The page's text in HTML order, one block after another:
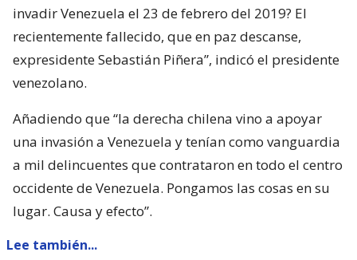
invadir Venezuela el 23 de febrero del 2019? El
recientemente fallecido, que en paz descanse,
expresidente Sebastián Piñera”, indicó el presidente
venezolano.
Añadiendo que “la derecha chilena vino a apoyar
una invasión a Venezuela y tenían como vanguardia
a mil delincuentes que contrataron en todo el centro
occidente de Venezuela. Pongamos las cosas en su
lugar. Causa y efecto”.
Lee también...